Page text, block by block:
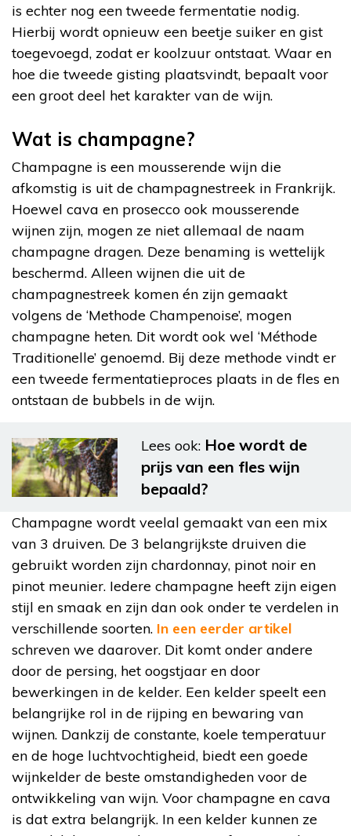
is echter nog een tweede fermentatie nodig.
Hierbij wordt opnieuw een beetje suiker en gist
toegevoegd, zodat er koolzuur ontstaat. Waar en
hoe die tweede gisting plaatsvindt, bepaalt voor
een groot deel het karakter van de wijn.
Wat is champagne?
Champagne is een mousserende wijn die
afkomstig is uit de champagnestreek in Frankrijk.
Hoewel cava en prosecco ook mousserende
wijnen zijn, mogen ze niet allemaal de naam
champagne dragen. Deze benaming is wettelijk
beschermd. Alleen wijnen die uit de
champagnestreek komen én zijn gemaakt
volgens de ‘Methode Champenoise’, mogen
champagne heten. Dit wordt ook wel ‘Méthode
Traditionelle’ genoemd. Bij deze methode vindt er
een tweede fermentatieproces plaats in de fles en
ontstaan de bubbels in de wijn.
Lees ook: Hoe wordt de
prijs van een fles wijn
bepaald?
Champagne wordt veelal gemaakt van een mix
van 3 druiven. De 3 belangrijkste druiven die
gebruikt worden zijn chardonnay, pinot noir en
pinot meunier. Iedere champagne heeft zijn eigen
stijl en smaak en zijn dan ook onder te verdelen in
verschillende soorten. In een eerder artikel
schreven we daarover. Dit komt onder andere
door de persing, het oogstjaar en door
bewerkingen in de kelder. Een kelder speelt een
belangrijke rol in de rijping en bewaring van
wijnen. Dankzij de constante, koele temperatuur
en de hoge luchtvochtigheid, biedt een goede
wijnkelder de beste omstandigheden voor de
ontwikkeling van wijn. Voor champagne en cava
is dat extra belangrijk. In een kelder kunnen ze